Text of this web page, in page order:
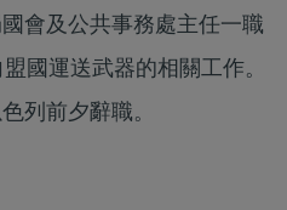
會及公共事務處主任一職
國運送武器的相關工作。
列前夕辭職。